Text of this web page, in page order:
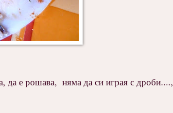
да е рошава, няма да си играя с дроби....,